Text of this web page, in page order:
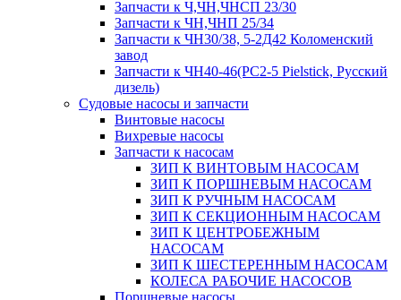
Запчасти к Ч,ЧН,ЧНСП 23/30
Запчасти к ЧН,ЧНП 25/34
Запчасти к ЧН30/38, 5-2Д42 Коломенский
завод
Запчасти к ЧН40-46(PC2-5 Pielstick, Русский
дизель)
Судовые насосы и запчасти
Винтовые насосы
Вихревые насосы
Запчасти к насосам
ЗИП К ВИНТОВЫМ НАСОСАМ
ЗИП К ПОРШНЕВЫМ НАСОСАМ
ЗИП К РУЧНЫМ НАСОСАМ
ЗИП К СЕКЦИОННЫМ НАСОСАМ
ЗИП К ЦЕНТРОБЕЖНЫМ
НАСОСАМ
ЗИП К ШЕСТЕРЕННЫМ НАСОСАМ
КОЛЕСА РАБОЧИЕ НАСОСОВ
Поршневые насосы